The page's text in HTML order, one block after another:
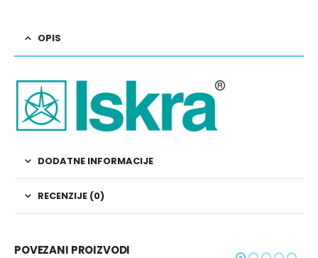
OPIS
DODATNE INFORMACIJE
RECENZIJE (0)
POVEZANI PROIZVODI